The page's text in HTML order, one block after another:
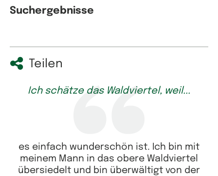
Suchergebnisse
Teilen
Ich schätze das Waldviertel, weil...
es einfach wunderschön ist. Ich bin mit
meinem Mann in das obere Waldviertel
übersiedelt und bin überwältigt von der